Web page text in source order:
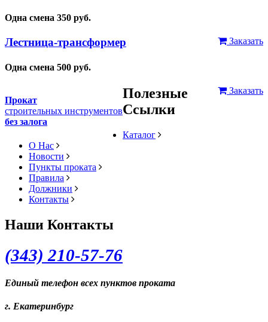
Одна смена 350 руб.
Заказать
Лестница-трансформер
Одна смена 500 руб.
Заказать
Прокат
строительных инструментов
без залога
Полезные
Ссылки
Каталог
О Нас
Новости
Пункты проката
Правила
Должники
Контакты
Наши Контакты
(343) 210-57-76
Единый телефон всех пунктов проката
г. Екатеринбург